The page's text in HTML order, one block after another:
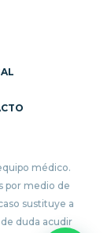
médico.
por medio de
sustituye a
duda acudir